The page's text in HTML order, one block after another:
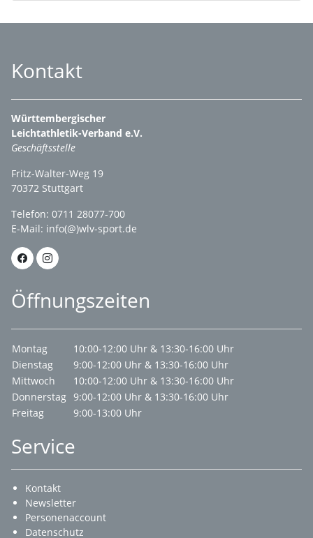
Kontakt
Württembergischer
Leichtathletik-Verband e.V.
Geschäftsstelle
Fritz-Walter-Weg 19
70372 Stuttgart
Telefon: 0711 28077-700
E-Mail: info(@)wlv-sport.de
Öffnungszeiten
Montag
10:00-12:00 Uhr & 13:30-16:00 Uhr
Dienstag
9:00-12:00 Uhr & 13:30-16:00 Uhr
Mittwoch
10:00-12:00 Uhr & 13:30-16:00 Uhr
Donnerstag 9:00-12:00 Uhr & 13:30-16:00 Uhr
Freitag
9:00-13:00 Uhr
Service
Kontakt
Newsletter
Personenaccount
Datenschutz